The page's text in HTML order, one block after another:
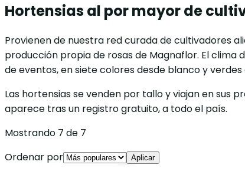
Hortensias al por mayor de
Provienen de nuestra red curada de cultivadores
producción propia de rosas de Magnaflor. El
de eventos, en siete colores desde blanco y
Las hortensias se venden por tallo y viajan en sus
aparece tras un registro gratuito, a todo el país.
Mostrando 7 de 7
Ordenar por
Aplicar